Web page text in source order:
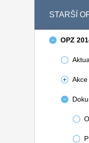
STARŠÍ
OPZ
Akce